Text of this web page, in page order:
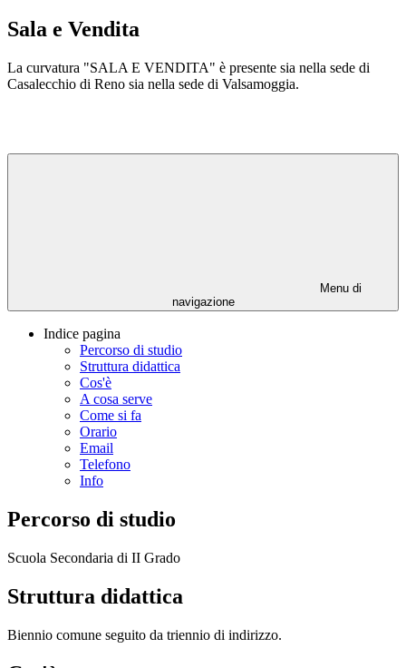
Sala e Vendita
La curvatura "SALA E VENDITA" è presente sia nella sede di
Casalecchio di Reno sia nella sede di Valsamoggia.
Menu di
navigazione
Indice pagina
Percorso di studio
Struttura didattica
Cos'è
A cosa serve
Come si fa
Orario
Email
Telefono
Info
Percorso di studio
Scuola Secondaria di II Grado
Struttura didattica
Biennio comune seguito da triennio di indirizzo.